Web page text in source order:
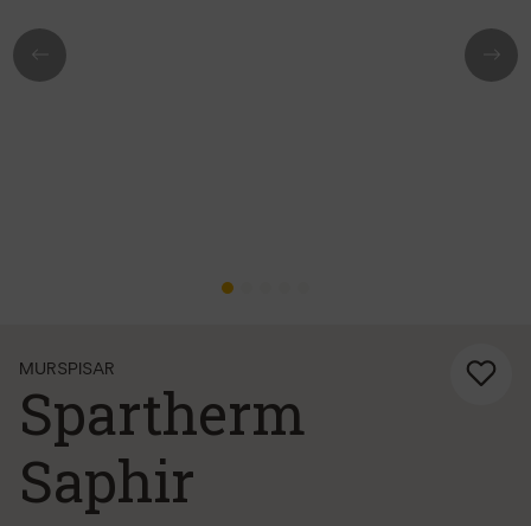
Previous Next
MURSPISAR
Spartherm
Saphir